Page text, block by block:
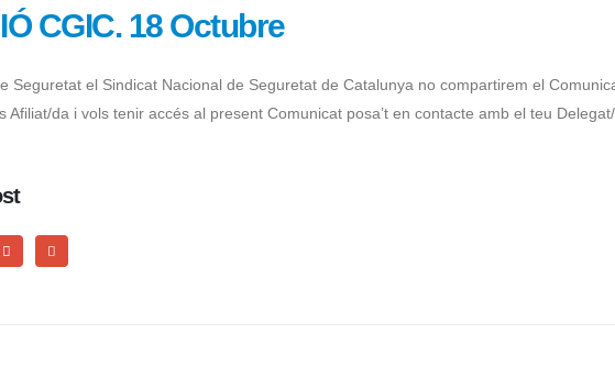
CGIC. 18 Octubre
Seguretat el Sindicat Nacional de Seguretat de Catalunya no compartirem el
Afiliat/da i vols tenir accés al present Comunicat posa’t en contacte amb el teu